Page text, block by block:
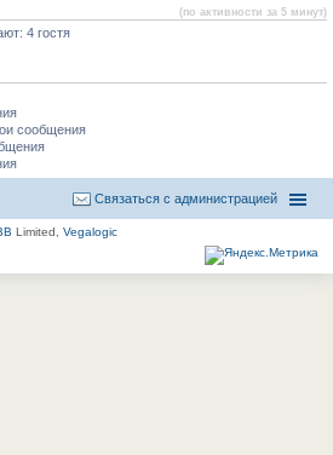
(по активности за 5 минут)
4 гостя
сообщения
Связаться с администрацией
Limited, Vegalogic